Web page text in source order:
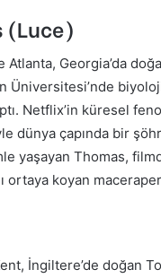
(Luce)
Georgia’da
Üniversitesi’nde
Netflix’in küresel
dünya çapında bir
yaşayan Thomas,
ortaya koyan
İngiltere’de doğan